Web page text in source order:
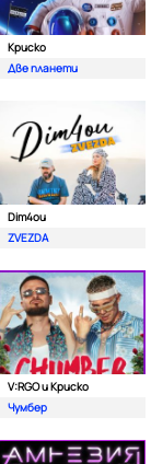
Криско
Две планети
Dim4ou
ZVEZDA
V:RGO и Криско
Чумбер